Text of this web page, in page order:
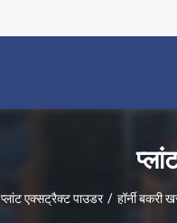
प्लांट एक्सट्रैक्ट पाउडर / हॉर्नी